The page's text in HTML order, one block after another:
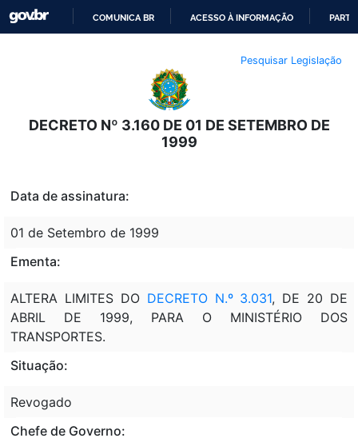
O
CONTEÚDO
COMUNICA BR ACESSO À INFORMAÇÃO
Pesquisar Legislação
DECRETO Nº 3.160 DE 01 DE SETEMBRO DE
1999
Data de assinatura:
01 de Setembro de 1999
Ementa:
ALTERA LIMITES DO DECRETO N.º 3.031, DE 20 DE
ABRIL DE 1999, PARA O MINISTÉRIO DOS
TRANSPORTES.
Situação:
Revogado
Chefe de Governo: